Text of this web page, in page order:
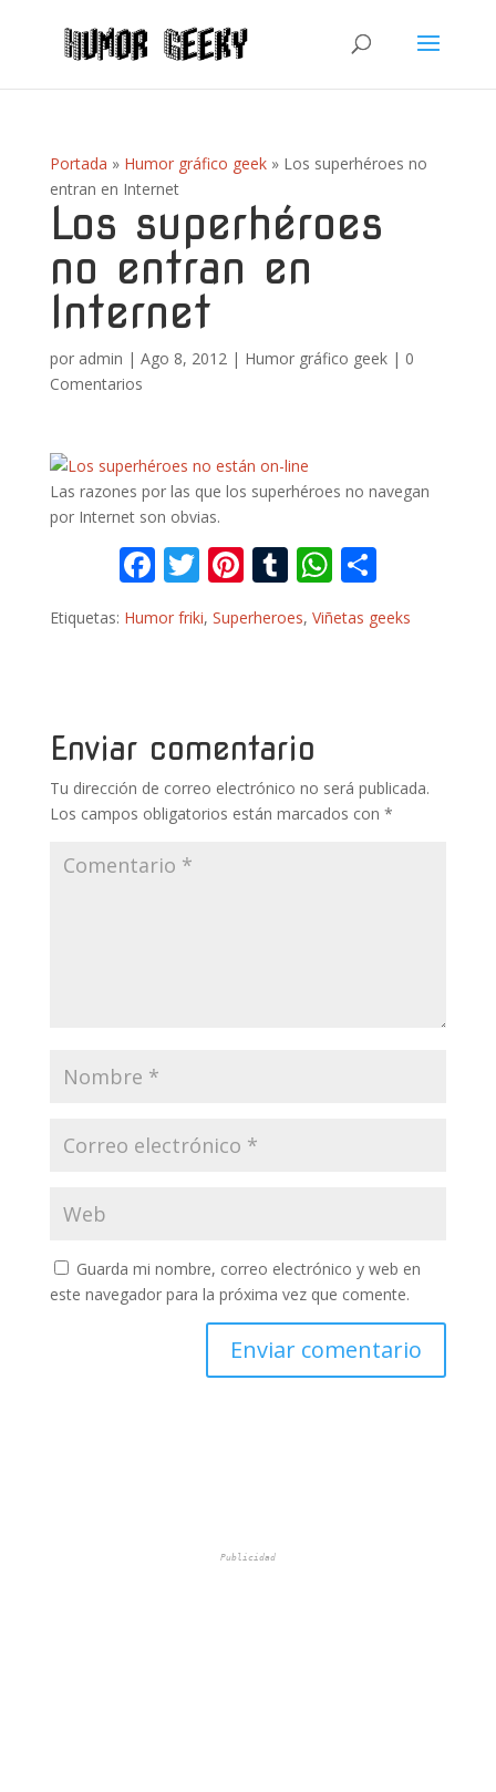
Portada » Humor gráfico geek» Los superhéroes no
entran en Internet
Los superhéroes
no entran en
Internet
por admin | Ago 8, 2012| Humor gráfico geek| 0
Comentarios
Las razones por las que los superhéroes no navegan
por Internet son obvias.
F
ac
e
o
k
T
w
itt
Pi
nt
er
T
u
m
W
h
at
p
o
m
r
Etiquetas: Humor friki, Superheroes, Viñetas geeks
Enviar comentario
Tu dirección de correo electrónico no será publicada.
Los campos obligatorios están marcados con *
Guarda mi nombre, correo electrónico y web en
este navegador para la próxima vez que comente.
Publicidad